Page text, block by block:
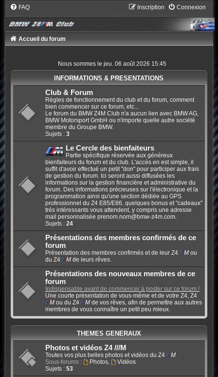
FAQ Connexion
Inscription
Accueil du forum
Nous sommes le jeu. 06 août 2026 15:45
INFORMATIONS & PRESENTATIONS
Club & Forum
Règles de fonctionnement du club et du forum, comment
bien commencer sur ce forum, etc...
Le forum du BMW Z4M Club n'a aucun lien avec BMW AG,
BMW Motorsport GmbH ou n'importe quelle autre société
membre du Groupe BMW.
Sujets : 3
Le Cercle des bienfaiteurs
Partie spécifique réservée aux généreux
bienfaiteurs du forum et du club. L'accès en est simple, il
suffit d'avoir effectué un petit "don" pour participer aux frais
de gestion du forum. Ici seront aussi diffusées les
informations sur la gestion financière et administrative du
forum. Des informations précieuses sur l'électronique et la
programmation ainsi qu'une section dédiée au GPS
professionnel du Z4 E85/E86, quelques bonus et "cadeaux"
très intéressants vous attendent, y compris une adresse
mail personnalisée prenom.nom@bmw-z4m.com.
Sujets : 24
Présentations des membres confirmés de ce
forum
Présentation des membres confirmés et de leur Z4///Mou
du Z4///Mde leurs rêves.
Présentations des nouveaux membres de ce
forum
Indispensable avant de commencer à poster sur ce forum !
Une courte présentation de vous-même et de votre Z4, Z4
///Mou du Z4///Mde vos rêves, afin de permettre aux autres
membres de vous connaître un petit peu mieux.
THEMES GENERAUX
Photos et vidéos Z4 ///M
Toutes vos plus belles photos et vidéos du Z4///M
Sous-forums :
Photos,
Vidéos
Sujets : 53